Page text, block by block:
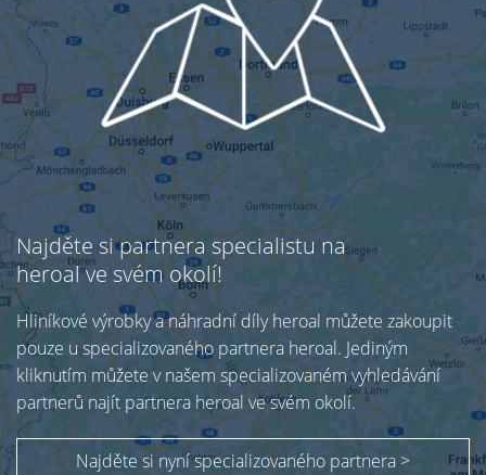
Najděte si partnera specialistu na
heroal ve svém okolí!
Hliníkové výrobky a náhradní díly heroal můžete zakoupit
pouze u specializovaného partnera heroal. Jediným
kliknutím můžete v našem specializovaném vyhledávání
partnerů najít partnera heroal ve svém okolí.
Najděte si nyní specializovaného partnera >